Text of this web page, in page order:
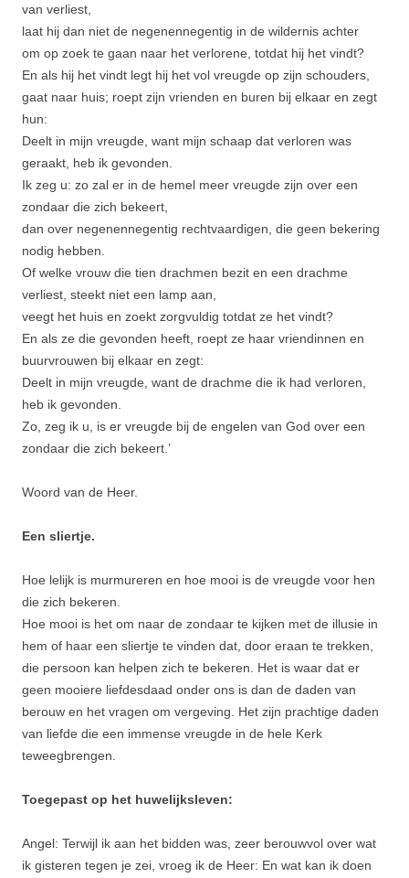
van verliest,
laat hij dan niet de negenennegentig in de wildernis achter
om op zoek te gaan naar het verlorene, totdat hij het vindt?
En als hij het vindt legt hij het vol vreugde op zijn schou­ders,
gaat naar huis; roept zijn vrienden en buren bij elkaar en zegt
hun:
Deelt in mijn vreugde, want mijn schaap dat verloren was
geraakt, heb ik gevonden.
Ik zeg u: zo zal er in de hemel meer vreugde zijn over een
zondaar die zich bekeert,
dan over negenenne­gentig rechtvaardigen, die geen bekering
nodig hebben.
Of welke vrouw die tien drachmen bezit en een drachme
verliest, steekt niet een lamp aan,
veegt het huis en zoekt zorgvuldig totdat ze het vindt?
En als ze die gevonden heeft, roept ze haar vriendinnen en
buurvrou­wen bij elkaar en zegt:
Deelt in mijn vreugde, want de drachme die ik had verloren,
heb ik gevonden.
Zo, zeg ik u, is er vreugde bij de engelen van God over een
zondaar die zich bekeert.’
Woord van de Heer.
Een sliertje.
Hoe lelijk is murmureren en hoe mooi is de vreugde voor hen
die zich bekeren.
Hoe mooi is het om naar de zondaar te kijken met de illusie in
hem of haar een sliertje te vinden dat, door eraan te trekken,
die persoon kan helpen zich te bekeren. Het is waar dat er
geen mooiere liefdesdaad onder ons is dan de daden van
berouw en het vragen om vergeving. Het zijn prachtige daden
van liefde die een immense vreugde in de hele Kerk
teweegbrengen.
Toegepast op het huwelijksleven:
Angel: Terwijl ik aan het bidden was, zeer berouwvol over wat
ik gisteren tegen je zei, vroeg ik de Heer: En wat kan ik doen